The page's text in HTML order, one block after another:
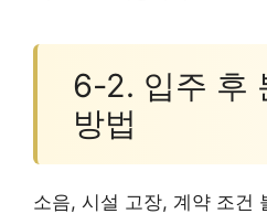
6-2. 입주 후
방법
소음, 시설 고장, 계약 조건